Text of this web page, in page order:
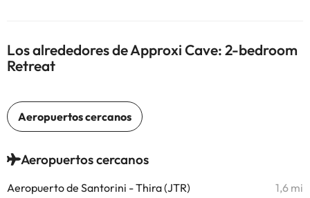
Los alrededores de Approxi Cave: 2-bedroom
Retreat
Aeropuertos cercanos
Aeropuerto de Santorini - Thira (JTR) 1,6 mi